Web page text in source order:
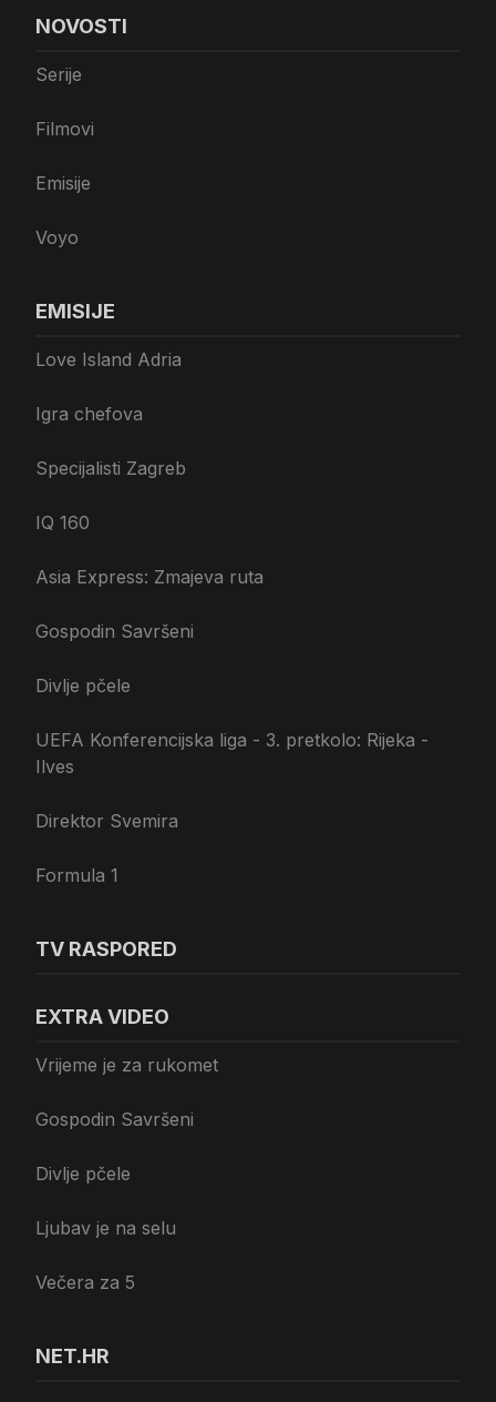
NOVOSTI
Serije
Filmovi
Emisije
Voyo
EMISIJE
Love Island Adria
Igra chefova
Specijalisti Zagreb
IQ 160
Asia Express: Zmajeva ruta
Gospodin Savršeni
Divlje pčele
UEFA Konferencijska liga - 3. pretkolo: Rijeka -
Ilves
Direktor Svemira
Formula 1
TV RASPORED
EXTRA VIDEO
Vrijeme je za rukomet
Gospodin Savršeni
Divlje pčele
Ljubav je na selu
Večera za 5
NET.HR